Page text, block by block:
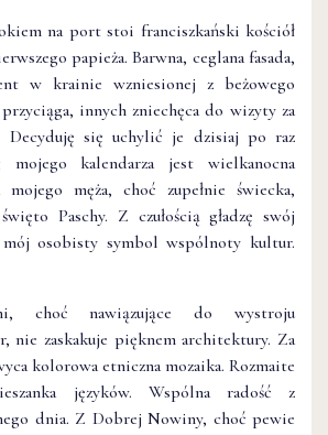
na port stoi franciszkański kościół
papieża. Barwna, ceglana fasada,
w krainie wzniesionej z beżowego
innych zniechęca do wizyty za
Decyduję się uchylić je dzisiaj po raz
mojego kalendarza jest wielkanocna
męża, choć zupełnie świecka,
Paschy. Z czułością gładzę swój
osobisty symbol wspólnoty kultur.
choć nawiązujące do wystroju
nie zaskakuje pięknem architektury. Za
kolorowa etniczna mozaika. Rozmaite
języków. Wspólna radość z
dnia. Z Dobrej Nowiny, choć pewie